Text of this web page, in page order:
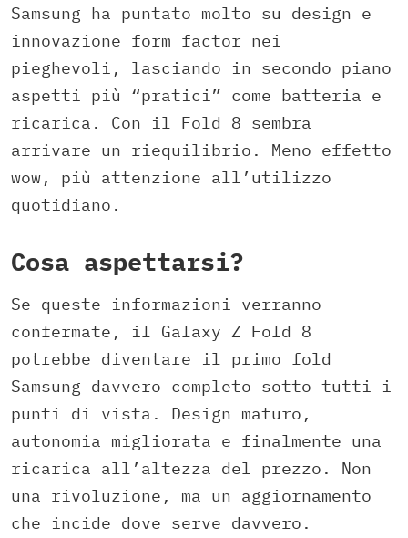
Samsung ha puntato molto su design e
innovazione form factor nei
pieghevoli, lasciando in secondo piano
aspetti più “pratici” come batteria e
ricarica. Con il Fold 8 sembra
arrivare un riequilibrio. Meno effetto
wow, più attenzione all’utilizzo
quotidiano.
Cosa aspettarsi?
Se queste informazioni verranno
confermate, il Galaxy Z Fold 8
potrebbe diventare il primo fold
Samsung davvero completo sotto tutti i
punti di vista. Design maturo,
autonomia migliorata e finalmente una
ricarica all’altezza del prezzo. Non
una rivoluzione, ma un aggiornamento
che incide dove serve davvero.